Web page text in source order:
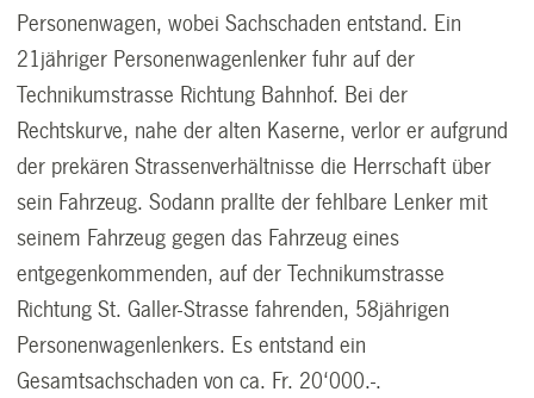
Personenwagen, wobei Sachschaden entstand. Ein
21jähriger Personenwagenlenker fuhr auf der
Technikumstrasse Richtung Bahnhof. Bei der
Rechtskurve, nahe der alten Kaserne, verlor er aufgrund
der prekären Strassenverhältnisse die Herrschaft über
sein Fahrzeug. Sodann prallte der fehlbare Lenker mit
seinem Fahrzeug gegen das Fahrzeug eines
entgegenkommenden, auf der Technikumstrasse
Richtung St. Galler-Strasse fahrenden, 58jährigen
Personenwagenlenkers. Es entstand ein
Gesamtsachschaden von ca. Fr. 20‘000.-.